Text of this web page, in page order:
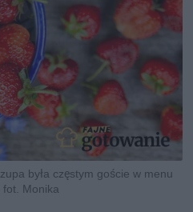
była częstym goście w menu
fot. Monika